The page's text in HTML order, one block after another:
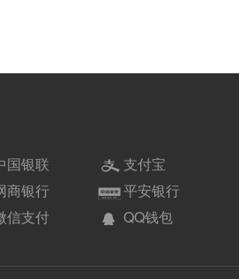
国银联
支付宝
商银行
平安银行
信支付 QQ钱包